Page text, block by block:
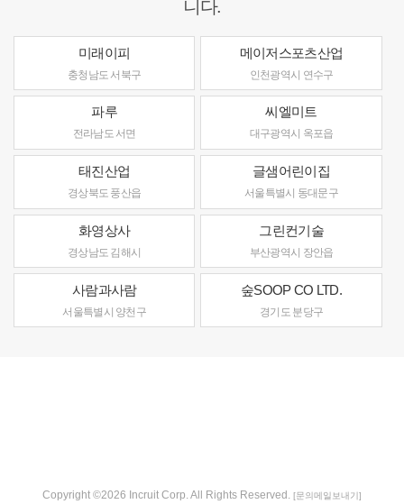
니다.
미래이피
충청남도 서북구
메이저스포츠산업
인천광역시 연수구
파루
전라남도 서면
씨엘미트
대구광역시 옥포읍
태진산업
경상북도 풍산읍
글샘어린이집
서울특별시 동대문구
화영상사
경상남도 김해시
그린컨기술
부산광역시 장안읍
사람과사람
서울특별시 양천구
숲SOOP CO LTD.
경기도 분당구
Copyright ©2026 Incruit Corp. All Rights Reserved. [문의메일보내기]